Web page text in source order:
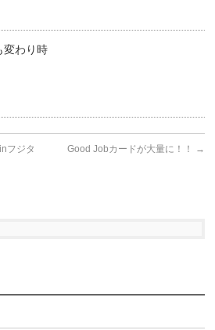
変わり時
フジタ Good Jobカードが大量に！！ →